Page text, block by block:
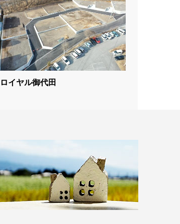
ロイヤル御代田